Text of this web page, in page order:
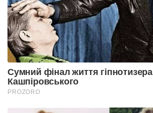
Сумний фінал життя гіпнотизера
Кашпіровського
PROZORO